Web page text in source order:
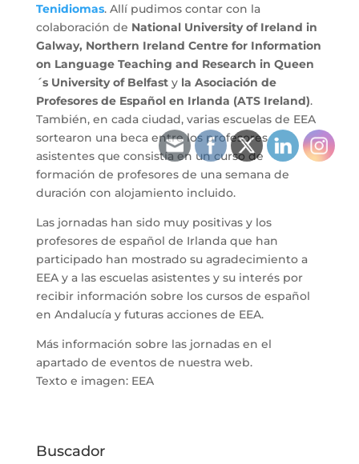
Tenidiomas. Allí pudimos contar con la
colaboración de National University of Ireland in
Galway, Northern Ireland Centre for Information
on Language Teaching and Research in Queen
´s University of Belfasty la Asociación de
Profesores de Español en Irlanda (ATS Ireland).
También, en cada ciudad, varias escuelas de EEA
sortearon una beca entre los profesores
asistentes que consistía en un curso de
formación de profesores de una semana de
duración con alojamiento incluido.
Las jornadas han sido muy positivas y los
profesores de español de Irlanda que han
participado han mostrado su agradecimiento a
EEA y a las escuelas asistentes y su interés por
recibir información sobre los cursos de español
en Andalucía y futuras acciones de EEA.
Más información sobre las jornadas en el
apartado de eventos de nuestra web.
Texto e imagen: EEA
Buscador